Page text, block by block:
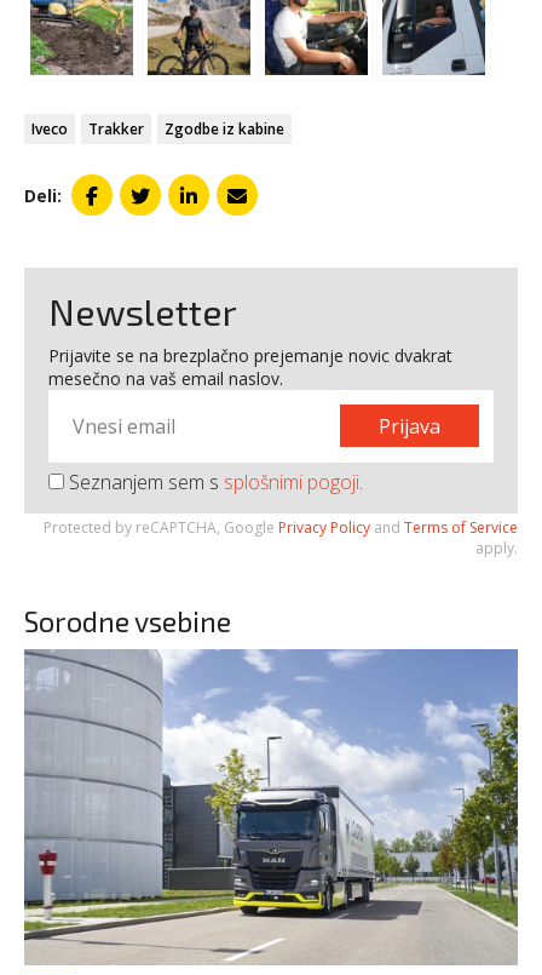
Iveco Trakker Zgodbe iz kabine
Deli:
Newsletter
Prijavite se na brezplačno prejemanje novic dvakrat
mesečno na vaš email naslov.
Prijava
Seznanjem sem s splošnimi pogoji.
Protected by reCAPTCHA, Google Privacy Policy and Terms of Service
apply.
Sorodne vsebine